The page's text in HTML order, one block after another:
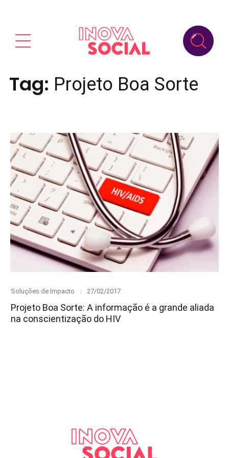
Tag: Projeto Boa Sorte
Category
Soluções de Impacto
Posted
27/02/2017
Projeto Boa Sorte: A informação é a grande aliada
na conscientização do HIV